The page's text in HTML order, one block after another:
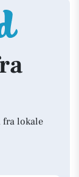
fra lokale